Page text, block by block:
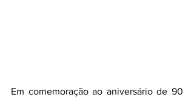
Em comemoração ao aniversário de 90